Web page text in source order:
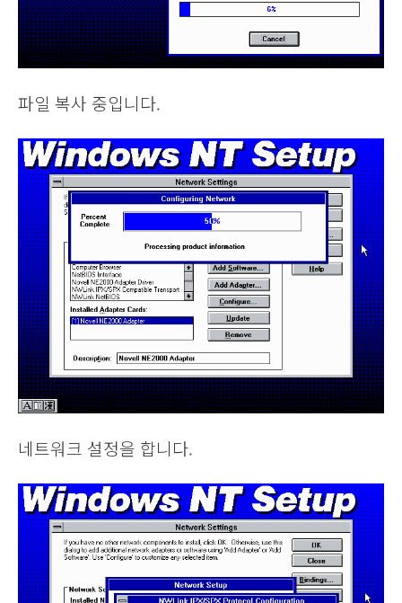
파일 복사 중입니다.
네트워크 설정을 합니다.